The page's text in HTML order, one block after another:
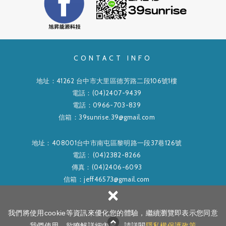
我們將使用cookie等資訊來優化您的體驗，繼續瀏覽即表示您同意
×
CONTACT INFO
地址：41262 台中市大里區德芳路二段106號1樓
電話：(04)2407-9439
電話：0966-703-839
信箱：39sunrise.39@gmail.com
地址：408001台中市南屯區黎明路一段37巷126號
電話 : (04)2382-8266
傳真：(04)2406-6093
信箱：jeff46573@gmail.com
Copyright © 旭昇能源科技有限公司All Rights Reserved. 隱私權政策
網頁設計│ 新視野